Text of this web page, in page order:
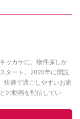
ッカケに、物件探しか
タート。2020年に開設
快適で過ごしやすいお家
の動画を配信してい
・リノベりす2016年リ